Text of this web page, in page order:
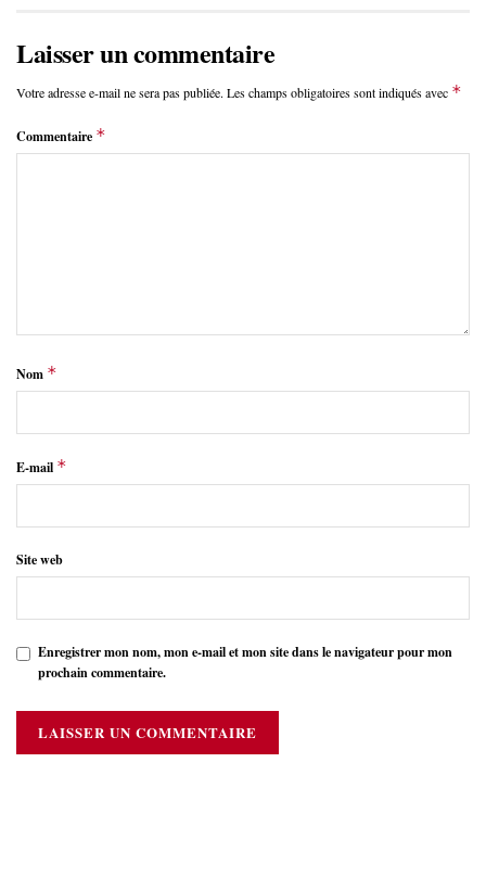
Laisser un commentaire
Votre adresse e-mail ne sera pas publiée. Les champs obligatoires sont indiqués avec *
Commentaire *
Nom *
E-mail *
Site web
Enregistrer mon nom, mon e-mail et mon site dans le navigateur pour mon
prochain commentaire.